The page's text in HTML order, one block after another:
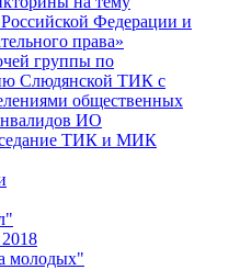
Федерации и
права»
группы по
Слюдянской ТИК с
общественных
ИО
ТИК и МИК
молодых"